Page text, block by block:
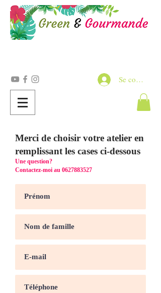
Se connecter
Merci de choisir votre atelier en
remplissant les cases ci-dessous
Une question?
Contactez-moi au 0627883527